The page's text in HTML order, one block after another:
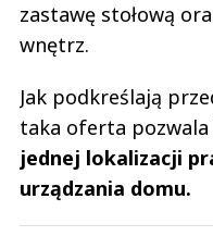
zastawę stołową
wnętrz.
Jak podkreślają
taka oferta
jednej lokalizacji
urządzania domu.